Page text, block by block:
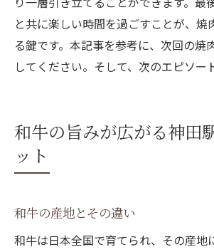
と共に楽しい時間を過ごすことが、焼
る鍵です。本記事を参考に、次回の焼
してください。そして、次のエピソー
和牛の旨みが広がる神田
ット
和牛の産地とその違い
和牛は日本全国で育てられ、その産地